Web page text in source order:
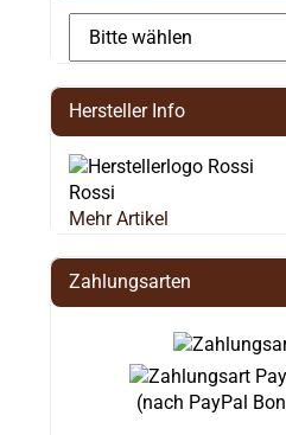
Hersteller Info
Rossi
Mehr Artikel
Zahlungsarten
(nach PayPal